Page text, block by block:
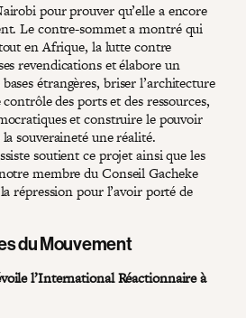
pour prouver qu’elle a encore
Le contre-sommet a montré qui
en Afrique, la lutte contre
revendications et élabore un
étrangères, briser l’architecture
des ports et des ressources,
et construire le pouvoir
souveraineté une réalité.
soutient ce projet ainsi que les
membre du Conseil Gacheke
répression pour l’avoir porté de
du Mouvement
l’International Réactionnaire à